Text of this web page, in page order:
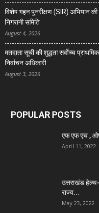
विशेष गहन पुनरीक्षण (SIR) अभियान
निगरानी समिति
August 4, 2026
मतदाता सूची की शुद्धता सर्वाेच्च
निर्वाचन अधिकारी
August 3, 2026
POPULAR POSTS
एफ एफ एच ,
April 11, 2022
उत्तराखंड
राज्य...
May 23, 2022